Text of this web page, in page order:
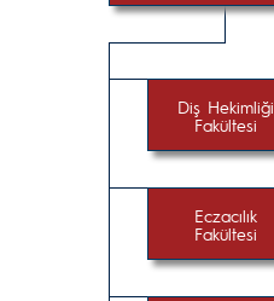
Diş Hekimliği
Fakültesi
Eczacılık
Fakültesi